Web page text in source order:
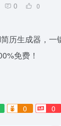
0 0
历生成器，
免费！
0 0